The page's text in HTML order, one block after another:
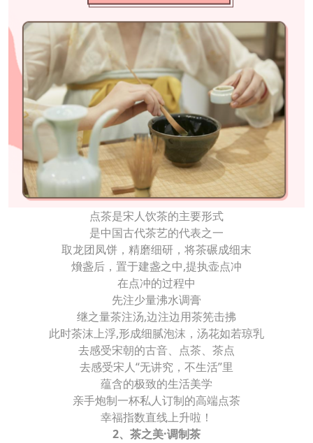
点茶是宋人饮茶的主要形式
是中国古代茶艺的代表之一
取龙团凤饼，精磨细研，将茶碾成细末
燲盏后，置于建盏之中,提执壶点冲
在点冲的过程中
先注少量沸水调膏
继之量茶注汤,边注边用茶筅击拂
此时茶沫上浮,形成细腻泡沫，汤花如若琼乳
去感受宋朝的古音、点茶、茶点
去感受宋人“无讲究，不生活”里
蕴含的极致的生活美学
亲手炮制一杯私人订制的高端点茶
幸福指数直线上升啦！
2、茶之美·调制茶